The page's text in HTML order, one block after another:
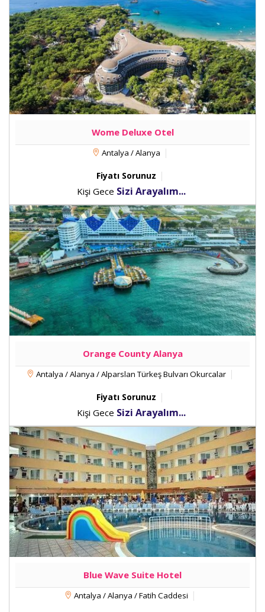
Wome Deluxe Otel
Antalya / Alanya
Fiyatı Sorunuz
Kişi Gece Sizi Arayalım...
Orange County Alanya
Antalya / Alanya / Alparslan Türkeş Bulvarı Okurcalar
Fiyatı Sorunuz
Kişi Gece Sizi Arayalım...
Blue Wave Suite Hotel
Antalya / Alanya / Fatih Caddesi